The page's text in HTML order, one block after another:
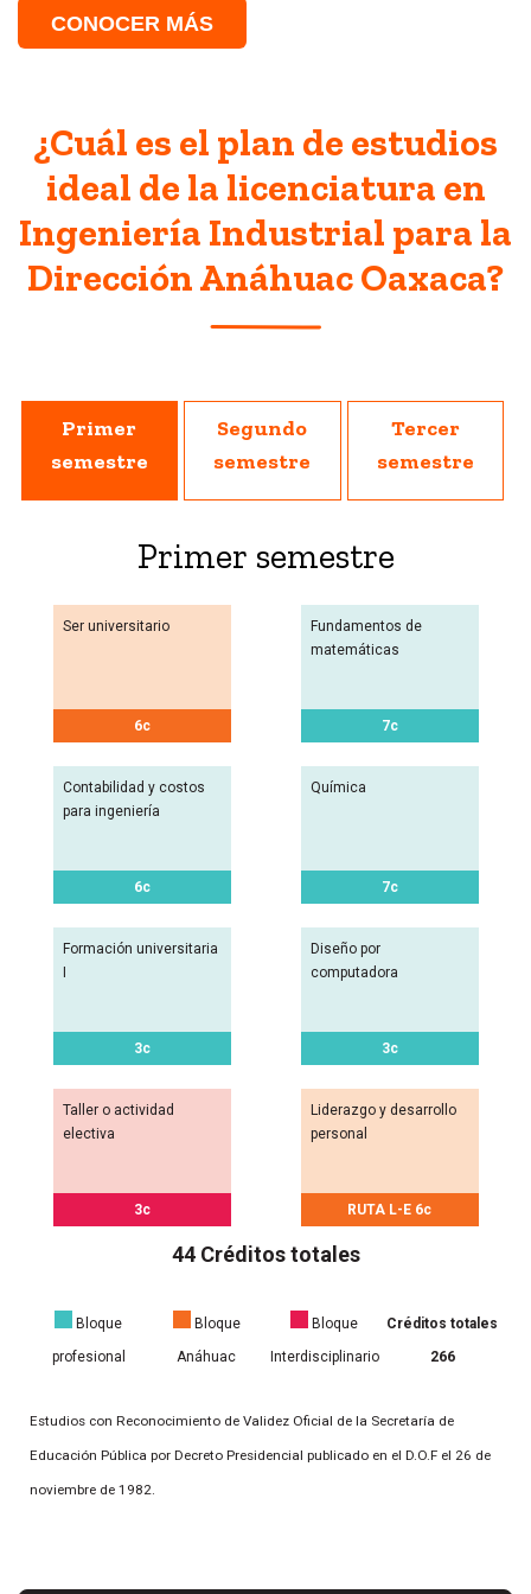
CONOCER MÁS
¿Cuál es el plan de estudios
ideal de la licenciatura en
Ingeniería Industrial para la
Dirección Anáhuac Oaxaca?
Primer
semestre
Segundo
semestre
Tercer
semestre
Primer semestre
Ser universitario
6c
Fundamentos de
matemáticas
7c
Contabilidad y costos
para ingeniería
6c
Química
7c
Formación universitaria
3c
Diseño por
computadora
3c
Taller o actividad
electiva
3c
Liderazgo y desarrollo
personal
RUTA L-E 6c
44 Créditos totales
Bloque
profesional
Bloque
Anáhuac
Bloque
Interdisciplinario
Créditos totales
266
Estudios con Reconocimiento de Validez Oficial de la Secretaría de
Educación Pública por Decreto Presidencial publicado en el D.O.F el 26 de
noviembre de 1982.